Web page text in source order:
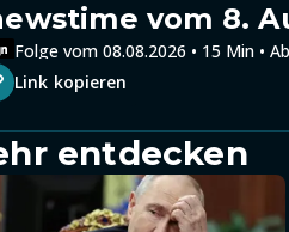
vom 8.
Folge vom 08.08.2026 • 15 Min •
Link kopieren
entdecken